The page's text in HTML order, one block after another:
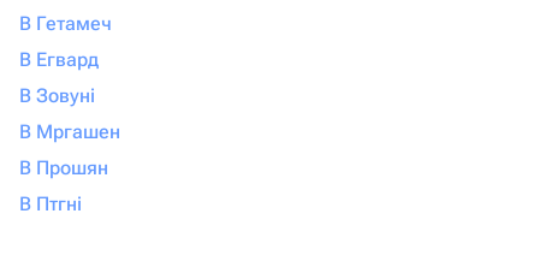
В Гетамеч
В Егвард
В Зовуні
В Мргашен
В Прошян
В Птгні